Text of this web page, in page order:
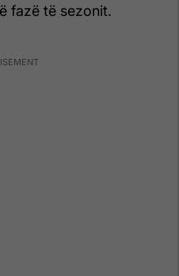
fazë të sezonit.